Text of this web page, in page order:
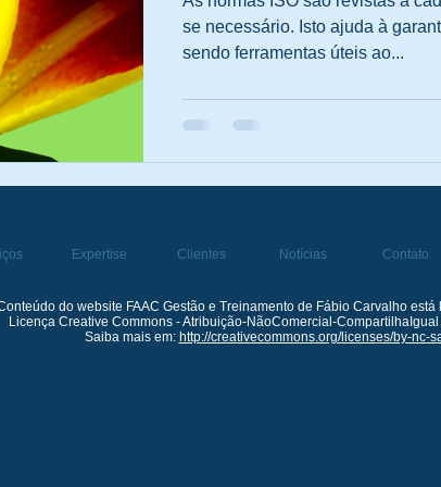
Regulamentação
se necessário. Isto ajuda à
sendo ferramentas úteis ao...
Expertise Clientes Notícias Contato
do website FAAC Gestão e Treinamento de Fábio Carvalho está
Licença Creative Commons - Atribuição-NãoComercial-
Saiba mais em: http://creativecommons.org/licenses/by-nc-